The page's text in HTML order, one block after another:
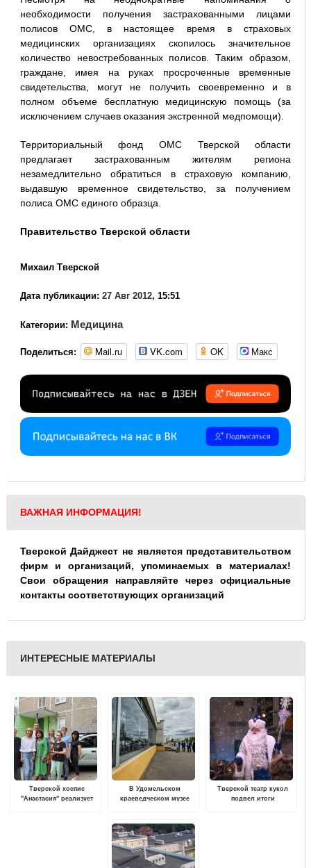
необходимости получения застрахованными лицами
полисов ОМС, в настоящее время в страховых
медицинских организациях скопилось значительное
количество невостребованных полисов. Таким образом,
граждане, имея на руках просроченные временные
свидетельства, могут не получить своевременно и в
полном объеме бесплатную медицинскую помощь (за
исключением случаев оказания экстренной медпомощи).
Территориальный фонд ОМС Тверской области
предлагает застрахованным жителям региона
незамедлительно обратиться в страховую компанию,
выдавшую временное свидетельство, за получением
полиса ОМС единого образца.
Правительство Тверской области
Михаил Тверской
Дата публикации: 27 Авг 2012, 15:51
Категории: Медицина
Поделиться: Mail.ru VK.com OK Макс
ВАЖНАЯ ИНФОРМАЦИЯ!
Тверской Дайджест не является представительством
фирм и организаций, упоминаемых в материалах!
Свои обращения направляйте через официальные
контакты соответствующих организаций
ИНТЕРЕСНЫЕ МАТЕРИАЛЫ
Тверской хоспис
"Анастасия" реализует
В Удомельском
краеведческом музее
Курчатова
Тверской театр кукол
подвел итоги